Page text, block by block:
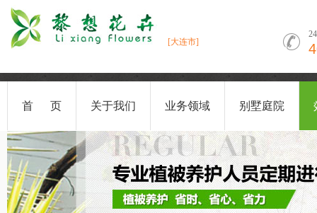
[大连市]
首 页 关于我们 业务领域 别墅庭院